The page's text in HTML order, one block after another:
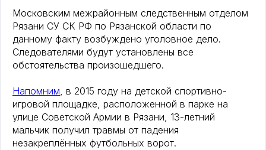
Московским межрайонным следственным отделом
Рязани СУ СК РФ по Рязанской области по
данному факту возбуждено уголовное дело.
Следователями будут установлены все
обстоятельства произошедшего.
Напомним, в 2015 году на детской спортивно-
игровой площадке, расположенной в парке на
улице Советской Армии в Рязани, 13-летний
мальчик получил травмы от падения
незакреплённых футбольных ворот.